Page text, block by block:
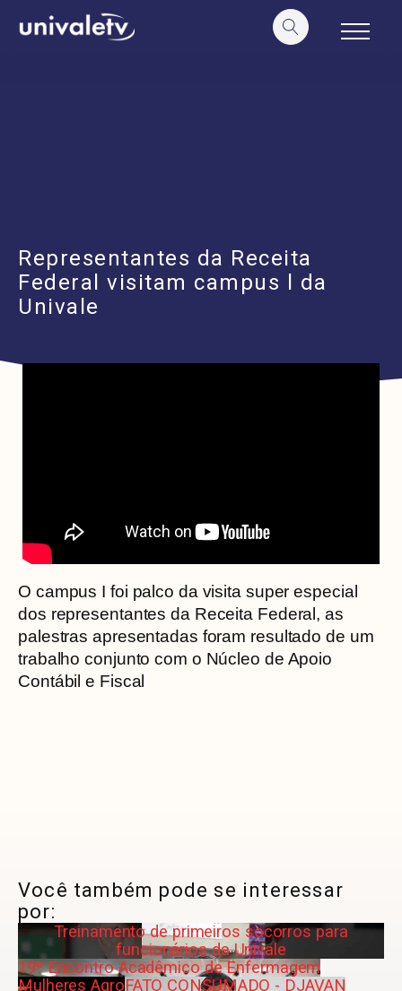
conteúdo
Representantes da Receita
Federal visitam campus l da
Univale
O campus I foi palco da visita super especial
dos representantes da Receita Federal, as
palestras apresentadas foram resultado de um
trabalho conjunto com o Núcleo de Apoio
Contábil e Fiscal
Você também pode se interessar
por:
Treinamento de primeiros socorros para
funcionários da Univale
19º Encontro Acadêmico de Enfermagem
Mulheres AgroFATO CONSUMADO - DJAVAN